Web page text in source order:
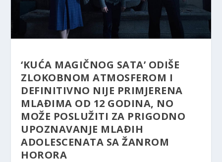
‘KUĆA MAGIČNOG SATA’ ODIŠE
ZLOKOBNOM ATMOSFEROM I
DEFINITIVNO NIJE PRIMJERENA
MLAĐIMA OD 12 GODINA, NO
MOŽE POSLUŽITI ZA PRIGODNO
UPOZNAVANJE MLAĐIH
ADOLESCENATA SA ŽANROM
HORORA